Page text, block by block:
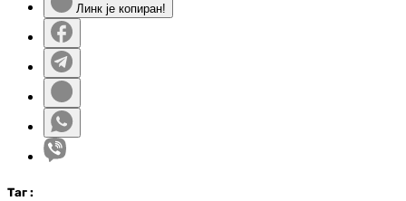
Линк је копиран!
Таг :